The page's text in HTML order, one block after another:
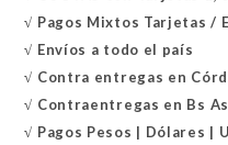
√ Pagos Mixtos Tarjetas /
√ Envíos a todo el país
√ Contra entregas en
√ Contraentregas en Bs
√ Pagos Pesos | Dólares |